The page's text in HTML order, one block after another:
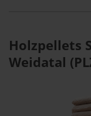
Holzpellets
Weidatal